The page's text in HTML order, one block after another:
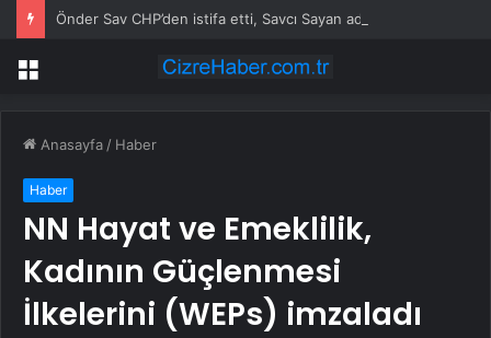
Önder Sav CHP’den istifa etti, Savcı Sayan adak kesti
Menü
Anasayfa / Haber
Haber
NN Hayat ve Emeklilik,
Kadının Güçlenmesi
İlkelerini (WEPs) imzaladı